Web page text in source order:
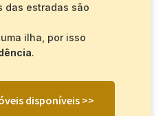
das estradas são
ilha, por isso
.
disponíveis >>